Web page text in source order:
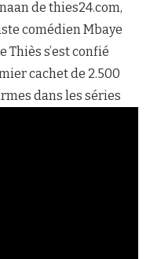
de thies24.com,
comédien Mbaye
Thiès s’est confié
cachet de 2.500
dans les séries